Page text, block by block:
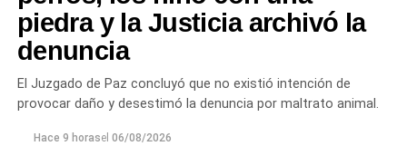
piedra y la Justicia archivó la
denuncia
El Juzgado de Paz concluyó que no existió intención de
provocar daño y desestimó la denuncia por maltrato animal.
Hace 9 horasel 06/08/2026